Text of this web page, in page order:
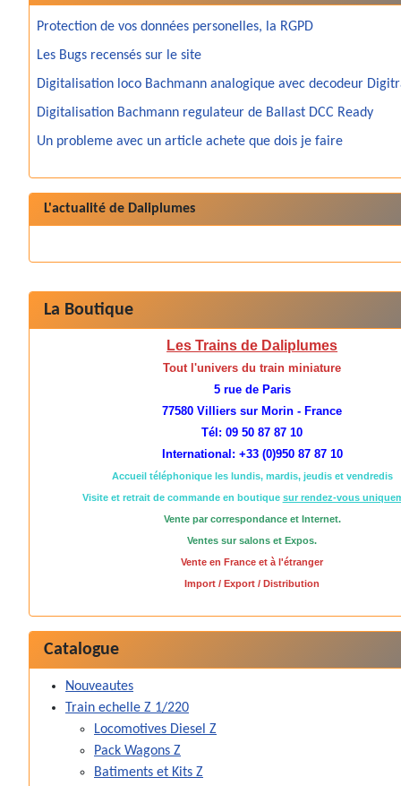
La Boutique
Les Trains de Daliplumes
Tout l'univers du train miniature
5 rue de Paris
77580 Villiers sur Morin - France
Tél: 09 50 87 87 10
International: +33 (0)950 87 87 10
Accueil téléphonique les lundis, mardis, jeudis et vendredis
Visite et retrait de commande en boutique sur rendez-vous
Vente par correspondance et Internet.
Ventes sur salons et Expos.
Vente en France et à l'étranger
Import / Export / Distribution
Catalogue
Nouveautes
Train echelle Z 1/220
Locomotives Diesel Z
Pack Wagons Z
Batiments et Kits Z
Protection de vos données personelles, la RGPD
Les Bugs recensés sur le site
Digitalisation loco Bachmann analogique avec decodeur
Digitalisation Bachmann regulateur de Ballast DCC Ready
Un probleme avec un article achete que dois je faire
L'actualité de Daliplumes